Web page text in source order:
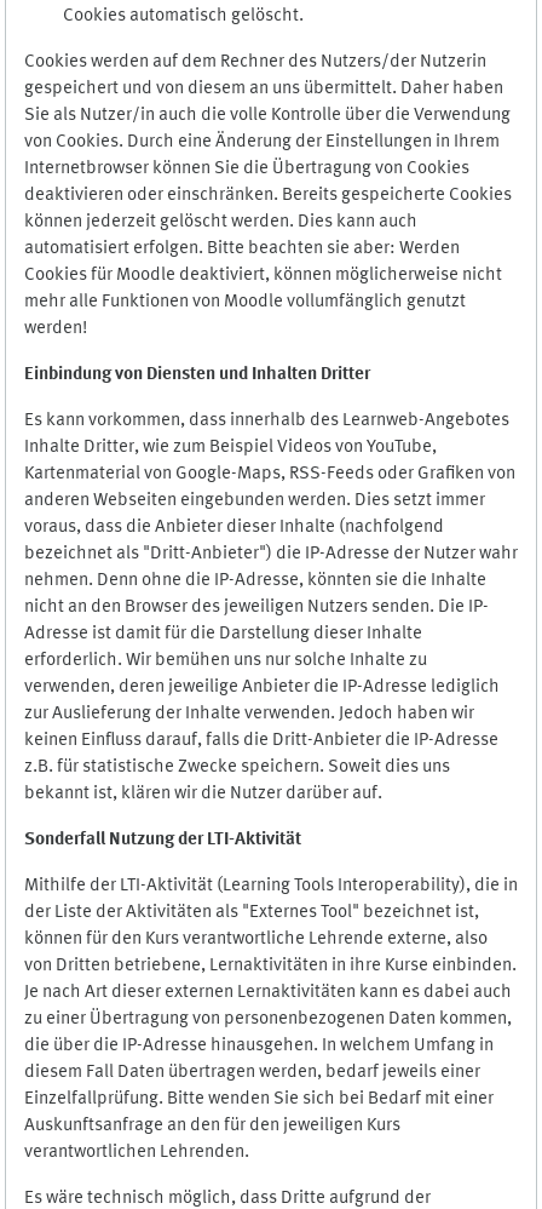
Cookies automatisch gelöscht.
Cookies werden auf dem Rechner des Nutzers/der Nutzerin
gespeichert und von diesem an uns übermittelt. Daher haben
Sie als Nutzer/in auch die volle Kontrolle über die Verwendung
von Cookies. Durch eine Änderung der Einstellungen in Ihrem
Internetbrowser können Sie die Übertragung von Cookies
deaktivieren oder einschränken. Bereits gespeicherte Cookies
können jederzeit gelöscht werden. Dies kann auch
automatisiert erfolgen. Bitte beachten sie aber: Werden
Cookies für Moodle deaktiviert, können möglicherweise nicht
mehr alle Funktionen von Moodle vollumfänglich genutzt
werden!
Einbindung von Diensten und Inhalten Dritter
Es kann vorkommen, dass innerhalb des Learnweb-Angebotes
Inhalte Dritter, wie zum Beispiel Videos von YouTube,
Kartenmaterial von Google-Maps, RSS-Feeds oder Grafiken von
anderen Webseiten eingebunden werden. Dies setzt immer
voraus, dass die Anbieter dieser Inhalte (nachfolgend
bezeichnet als "Dritt-Anbieter") die IP-Adresse der Nutzer wahr
nehmen. Denn ohne die IP-Adresse, könnten sie die Inhalte
nicht an den Browser des jeweiligen Nutzers senden. Die IP-
Adresse ist damit für die Darstellung dieser Inhalte
erforderlich. Wir bemühen uns nur solche Inhalte zu
verwenden, deren jeweilige Anbieter die IP-Adresse lediglich
zur Auslieferung der Inhalte verwenden. Jedoch haben wir
keinen Einfluss darauf, falls die Dritt-Anbieter die IP-Adresse
z.B. für statistische Zwecke speichern. Soweit dies uns
bekannt ist, klären wir die Nutzer darüber auf.
Sonderfall Nutzung der LTI-Aktivität
Mithilfe der LTI-Aktivität (Learning Tools Interoperability), die in
der Liste der Aktivitäten als "Externes Tool" bezeichnet ist,
können für den Kurs verantwortliche Lehrende externe, also
von Dritten betriebene, Lernaktivitäten in ihre Kurse einbinden.
Je nach Art dieser externen Lernaktivitäten kann es dabei auch
zu einer Übertragung von personenbezogenen Daten kommen,
die über die IP-Adresse hinausgehen. In welchem Umfang in
diesem Fall Daten übertragen werden, bedarf jeweils einer
Einzelfallprüfung. Bitte wenden Sie sich bei Bedarf mit einer
Auskunftsanfrage an den für den jeweiligen Kurs
verantwortlichen Lehrenden.
Es wäre technisch möglich, dass Dritte aufgrund der